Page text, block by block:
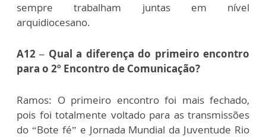
sempre trabalham juntas em nível
arquidiocesano.
A12 – Qual a diferença do primeiro encontro
para o 2º Encontro de Comunicação?
Ramos: O primeiro encontro foi mais fechado,
pois foi totalmente voltado para as transmissões
do “Bote fé” e Jornada Mundial da Juventude Rio